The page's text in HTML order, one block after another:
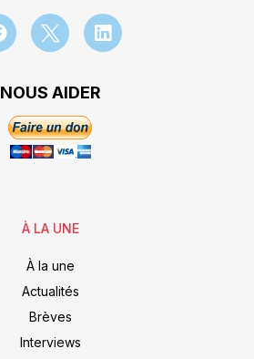
NOUS AIDER
À LA UNE
À la une
Actualités
Brèves
Interviews